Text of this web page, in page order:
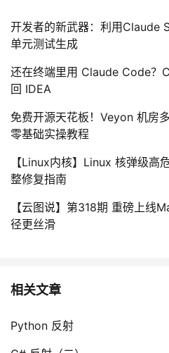
开发者的新武器：利用Claude
单元测试生成
还在终端里用 Claude Code？
回 IDEA
免费开源天花板！Veyon 机房
零基础实操教程
【Linux内核】Linux 核弹级
整修复指南
【云图说】第318期 重磅上线
径更丝滑
相关文章
Python 反射